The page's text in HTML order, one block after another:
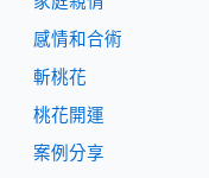
感情和合術
斬桃花
桃花開運
案例分享